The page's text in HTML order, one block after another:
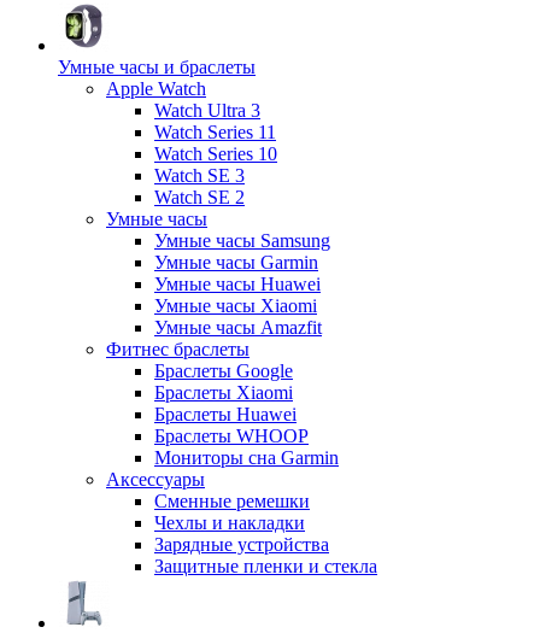
Умные часы и браслеты
Apple Watch
Watch Ultra 3
Watch Series 11
Watch Series 10
Watch SE 3
Watch SE 2
Умные часы
Умные часы Samsung
Умные часы Garmin
Умные часы Huawei
Умные часы Xiaomi
Умные часы Amazfit
Фитнес браслеты
Браслеты Google
Браслеты Xiaomi
Браслеты Huawei
Браслеты WHOOP
Мониторы сна Garmin
Аксессуары
Сменные ремешки
Чехлы и накладки
Зарядные устройства
Защитные пленки и стекла